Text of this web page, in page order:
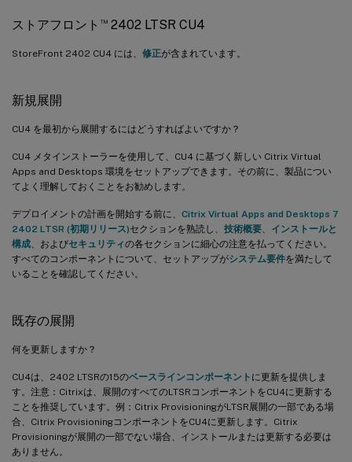
ストアフロント ™2402 LTSR CU4
StoreFront 2402 CU4 には、 修正が含まれています。
新規展開
CU4 を最初から展開するにはどうすればよいですか？
CU4 メタインストーラーを使用して、CU4 に基づく新しい Citrix Virtual
Apps and Desktops 環境をセットアップできます。その前に、製品につい
てよく理解しておくことをお勧めします。
デプロイメントの計画を開始する前に、 Citrix Virtual Apps and Desktops 7
2402 LTSR (初期リリース)セクションを熟読し、 技術概要
インストールと
構成 、およびセキュリティの各セクションに細心の注意を払ってください。
すべてのコンポーネントについて、セットアップがシステム要件を満たして
いることを確認してください。
既存の展開
何を更新しますか？
CU4は、2402 LTSRの15のベースラインコンポーネント に更新を提供しま
す。注意：Citrixは、展開のすべてのLTSRコンポーネントをCU4に更新する
ことを推奨しています。例：Citrix ProvisioningがLTSR展開の一部である場
合、Citrix ProvisioningコンポーネントをCU4に更新します。Citrix
Provisioningが展開の一部でない場合、インストールまたは更新する必要は
ありません。